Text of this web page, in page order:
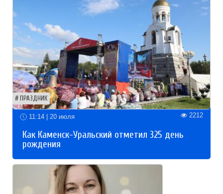
ПРАЗДНИК
11:14 | 20 июля 2212
Как Каменск-Уральский отметил 325 день
рождения